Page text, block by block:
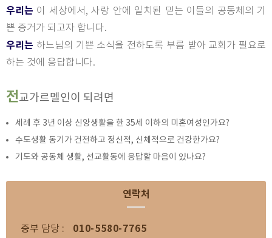
우리는 이 세상에서, 사랑 안에 일치된 믿는 이들의 공동체의 기
쁜 증거가 되고자 합니다.
우리는 하느님의 기쁜 소식을 전하도록 부름 받아 교회가 필요로
하는 것에 응답합니다.
전교가르멜인이 되려면
세례 후 3년 이상 신앙생활을 한 35세 이하의 미혼여성인가요?
수도생활 동기가 건전하고 정신적, 신체적으로 건강한가요?
기도와 공동체 생활, 선교활동에 응답할 마음이 있나요?
연락처
중부 담당 : 010-5580-7765